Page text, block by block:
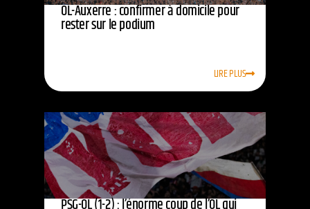
OL-Auxerre : confirmer à domicile pour
rester sur le podium
LIRE PLUS